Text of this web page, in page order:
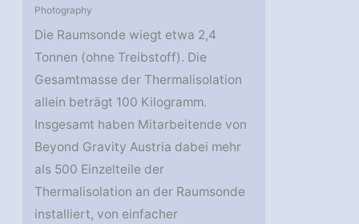
Photography
Die Raumsonde wiegt etwa 2,4
Tonnen (ohne Treibstoff). Die
Gesamtmasse der Thermalisolation
allein beträgt 100 Kilogramm.
Insgesamt haben Mitarbeitende von
Beyond Gravity Austria dabei mehr
als 500 Einzelteile der
Thermalisolation an der Raumsonde
installiert, von einfacher